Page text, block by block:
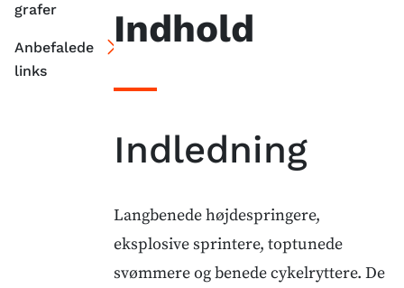
grafer
Anbefalede
links
Indhold
Indledning
Langbenede højdespringere,
eksplosive sprintere, toptunede
svømmere og benede cykelryttere. De